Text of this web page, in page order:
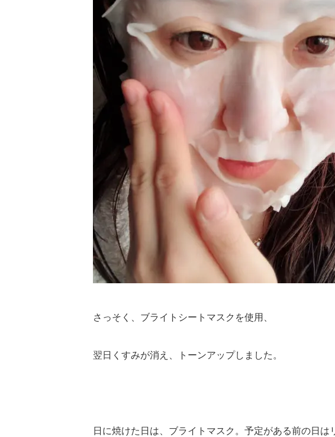
さっそく、ブライトシートマスクを使用、
翌日くすみが消え、トーンアップしました。
日に焼けた日は、ブライトマスク。予定がある前の日は